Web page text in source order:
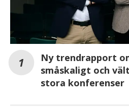
Ny trendrapport
småskaligt och
stora konferenser